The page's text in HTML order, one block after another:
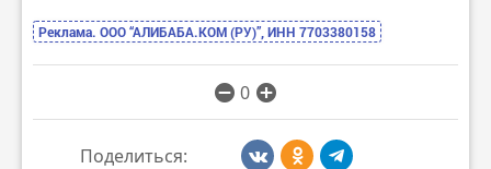
Реклама. ООО “АЛИБАБА.КОМ (РУ)”, ИНН 7703380158
0
Поделиться: